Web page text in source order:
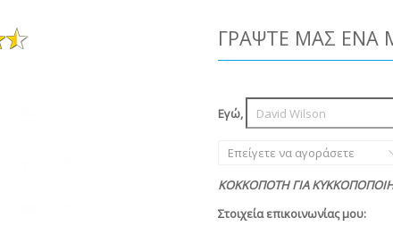
ΓΡΆΨΤΕ ΜΑΣ ΈΝΑ
Εγώ,
Επείγετε να αγοράσετε
ΚΟΚΚΟΠΟΤΗ ΓΙΑ
Στοιχεία επικοινωνίας μου: